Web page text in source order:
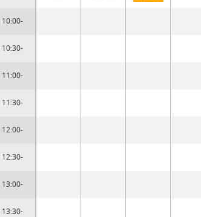
10:00-
10:30-
11:00-
11:30-
12:00-
12:30-
13:00-
13:30-